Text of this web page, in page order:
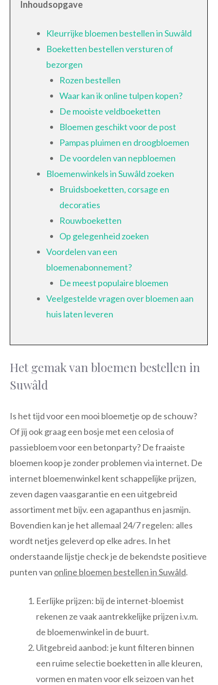
Inhoudsopgave
Kleurrijke bloemen bestellen in Suwâld
Boeketten bestellen versturen of
bezorgen
Rozen bestellen
Waar kan ik online tulpen kopen?
De mooiste veldboeketten
Bloemen geschikt voor de post
Pampas pluimen en droogbloemen
De voordelen van nepbloemen
Bloemenwinkels in Suwâld zoeken
Bruidsboeketten, corsage en
decoraties
Rouwboeketten
Op gelegenheid zoeken
Voordelen van een
bloemenabonnement?
De meest populaire bloemen
Veelgestelde vragen over bloemen aan
huis laten leveren
Het gemak van bloemen bestellen in
Suwâld
Is het tijd voor een mooi bloemetje op de schouw?
Of jij ook graag een bosje met een celosia of
passiebloem voor een betonparty? De fraaiste
bloemen koop je zonder problemen via internet. De
internet bloemenwinkel kent schappelijke prijzen,
zeven dagen vaasgarantie en een uitgebreid
assortiment met bijv. een agapanthus en jasmijn.
Bovendien kan je het allemaal 24/7 regelen: alles
wordt netjes geleverd op elke adres. In het
onderstaande lijstje check je de bekendste positieve
punten van online bloemen bestellen in Suwâld.
Eerlijke prijzen: bij de internet-bloemist
rekenen ze vaak aantrekkelijke prijzen i.v.m.
de bloemenwinkel in de buurt.
Uitgebreid aanbod: je kunt filteren binnen
een ruime selectie boeketten in alle kleuren,
vormen en maten voor elk seizoen van het